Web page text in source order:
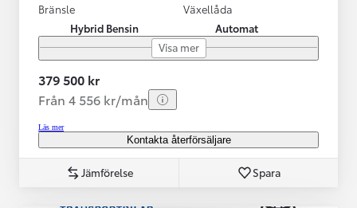
Bränsle
Hybrid Bensin
Växellåda
Automat
Visa mer
379 500 kr
Från 4 556 kr/mån
Läs mer
Kontakta återförsäljare
Jämförelse Spara